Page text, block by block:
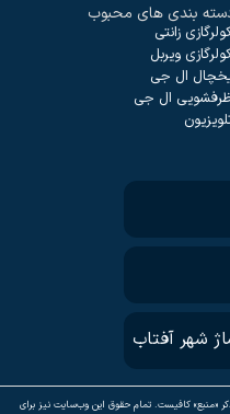
بندی های محبوب
زانتی
ویربل
ال جی
ال جی
شهر آفتاب
«منبع» کافیست. تمام حقوق اين وب‌سايت نیز برای